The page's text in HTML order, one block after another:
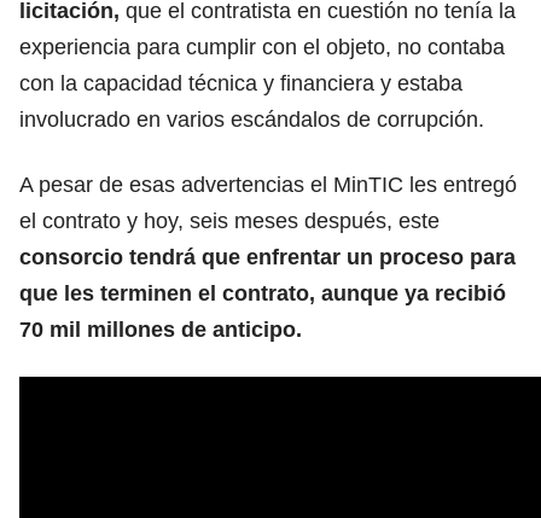
licitación, que el contratista en cuestión no tenía la
experiencia para cumplir con el objeto, no contaba
con la capacidad técnica y financiera y estaba
involucrado en varios escándalos de corrupción.
A pesar de esas advertencias el MinTIC les entregó
el contrato y hoy, seis meses después, este
consorcio tendrá que enfrentar un proceso para
que les terminen el contrato, aunque ya recibió
70 mil millones de anticipo.